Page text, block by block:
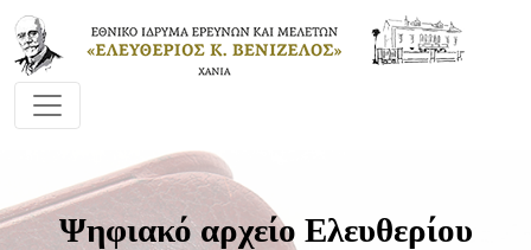
Ψηφιακό αρχείο Ελευθερίου